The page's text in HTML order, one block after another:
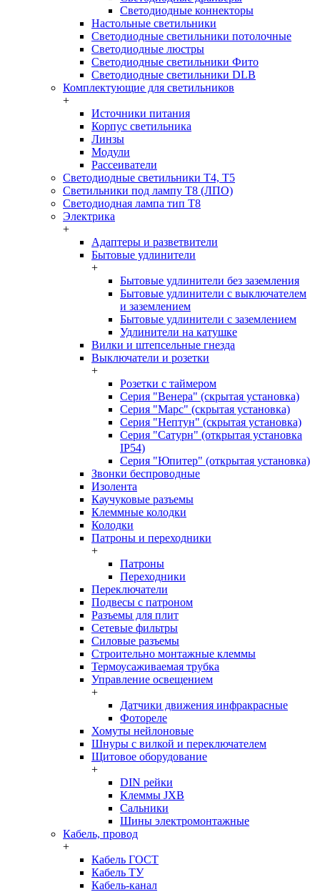
Светодиодные коннекторы
Настольные светильники
Светодиодные светильники потолочные
Светодиодные люстры
Светодиодные светильники Фито
Светодиодные светильники DLB
Комплектующие для светильников
+
Источники питания
Корпус светильника
Линзы
Модули
Рассеиватели
Светодиодные светильники T4, T5
Светильники под лампу Т8 (ЛПО)
Светодиодная лампа тип T8
Электрика
+
Адаптеры и разветвители
Бытовые удлинители
+
Бытовые удлинители без заземления
Бытовые удлинители с выключателем
и заземлением
Бытовые удлинители с заземлением
Удлинители на катушке
Вилки и штепсельные гнезда
Выключатели и розетки
+
Розетки с таймером
Серия "Венера" (скрытая установка)
Серия "Марс" (скрытая установка)
Серия "Нептун" (скрытая установка)
Серия "Сатурн" (открытая установка
IP54)
Серия "Юпитер" (открытая установка)
Звонки беспроводные
Изолента
Каучуковые разъемы
Клеммные колодки
Колодки
Патроны и переходники
+
Патроны
Переходники
Переключатели
Подвесы с патроном
Разъемы для плит
Сетевые фильтры
Силовые разъемы
Строительно монтажные клеммы
Термоусаживаемая трубка
Управление освещением
+
Датчики движения инфракрасные
Фотореле
Хомуты нейлоновые
Шнуры с вилкой и переключателем
Щитовое оборудование
+
DIN рейки
Клеммы JXB
Сальники
Шины электромонтажные
Кабель, провод
+
Кабель ГОСТ
Кабель ТУ
Кабель-канал